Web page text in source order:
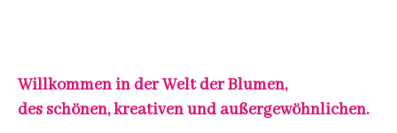
Willkommen in der Welt der Blumen,
des schönen, kreativen und außergewöhnlichen.